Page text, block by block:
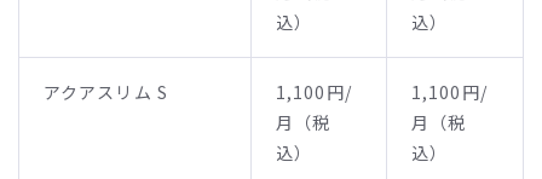
込）
込）
アクアスリム S
1,100円/
月（税
込）
1,100円/
月（税
込）